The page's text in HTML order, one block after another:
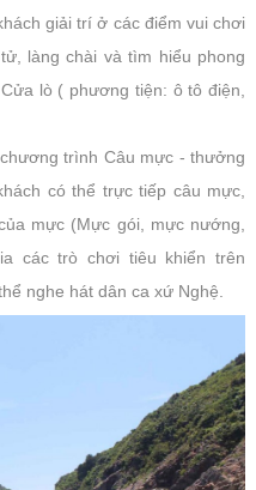
giải trí ở các điểm vui chơi
làng chài và tìm hiểu phong
lò ( phương tiện: ô tô điện,
trình Câu mực - thưởng
có thể trực tiếp câu mực,
mực (Mực gói, mực nướng,
các trò chơi tiêu khiển trên
nghe hát dân ca xứ Nghệ.